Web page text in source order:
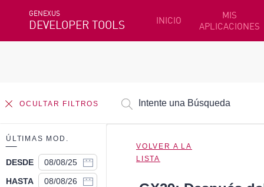
GENEXUS
DEVELOPER TOOLS INICIO
MIS
APLICACIONES